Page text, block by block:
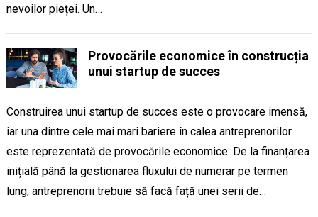
nevoilor pieței. Un…
Provocările economice în construcția
unui startup de succes
Construirea unui startup de succes este o provocare imensă,
iar una dintre cele mai mari bariere în calea antreprenorilor
este reprezentată de provocările economice. De la finanțarea
inițială până la gestionarea fluxului de numerar pe termen
lung, antreprenorii trebuie să facă față unei serii de…